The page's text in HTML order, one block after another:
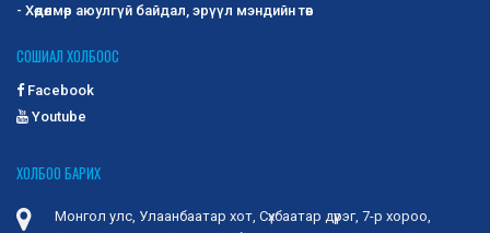
- Хөдөлмөр аюулгүй байдал, эрүүл мэндийн төв
СОШИАЛ ХОЛБООС
Facebook
Youtube
ХОЛБОО БАРИХ
Монгол улс, Улаанбаатар хот, Сүхбаатар дүүрэг, 7-р хороо,